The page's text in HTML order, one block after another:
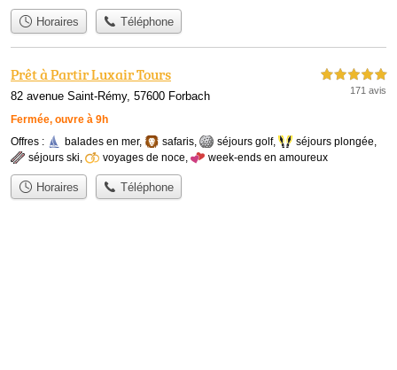
Horaires Téléphone
Prêt à Partir Luxair Tours
82 avenue Saint-Rémy, 57600 Forbach
Fermée, ouvre à 9h
5,0 étoiles sur 5
171 avis
Offres : balades en mer, safaris, séjours golf, séjours plongée,
séjours ski, voyages de noce, week-ends en amoureux
Horaires Téléphone